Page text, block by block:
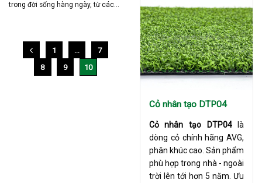
trong đời sống hàng ngày, từ các...
1 …
7
8
9 10
Cỏ nhân tạo DTP04
Cỏ nhân tạo DTP04là
dòng cỏ chính hãng AVG,
phân khúc cao. Sản phẩm
phù hợp trong nhà - ngoài
trời lên tới hơn 5 năm. Ưu